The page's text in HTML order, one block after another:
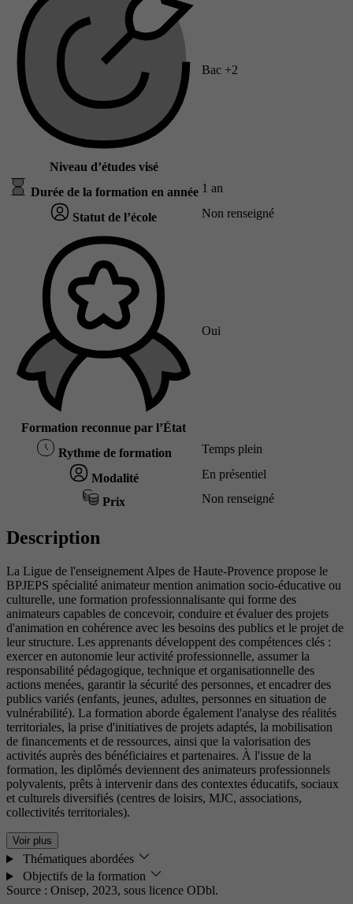
Niveau d’études visé
Bac +2
Durée de la formation en année 1 an
Statut de l’école Non renseigné
Formation reconnue par l’État
Oui
Rythme de formation Temps plein
Modalité En présentiel
Prix Non renseigné
Description
La Ligue de l'enseignement Alpes de Haute-Provence propose le
BPJEPS spécialité animateur mention animation socio-éducative ou
culturelle, une formation professionnalisante qui forme des
animateurs capables de concevoir, conduire et évaluer des projets
d'animation en cohérence avec les besoins des publics et le projet de
leur structure. Les apprenants développent des compétences clés :
exercer en autonomie leur activité professionnelle, assumer la
responsabilité pédagogique, technique et organisationnelle des
actions menées, garantir la sécurité des personnes, et encadrer des
publics variés (enfants, jeunes, adultes, personnes en situation de
vulnérabilité). La formation aborde également l'analyse des réalités
territoriales, la prise d'initiatives de projets adaptés, la mobilisation
de financements et de ressources, ainsi que la valorisation des
activités auprès des bénéficiaires et partenaires. À l'issue de la
formation, les diplômés deviennent des animateurs professionnels
polyvalents, prêts à intervenir dans des contextes éducatifs, sociaux
et culturels diversifiés (centres de loisirs, MJC, associations,
collectivités territoriales).
Voir plus
Thématiques abordées
Objectifs de la formation
Source : Onisep, 2023, sous licence ODbl.